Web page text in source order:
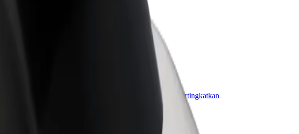
Produk dan perkhidmatan Bolt dipertingkatkan